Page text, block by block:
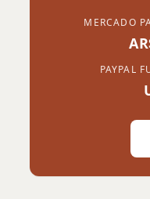
MERCADO
PAYPAL